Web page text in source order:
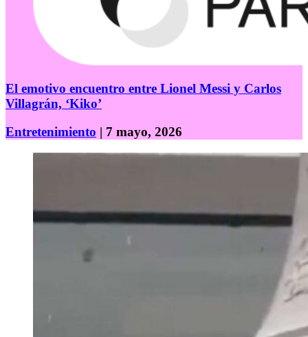
El emotivo encuentro entre Lionel Messi y Carlos
Villagrán, ‘Kiko’
Entretenimiento | 7 mayo, 2026